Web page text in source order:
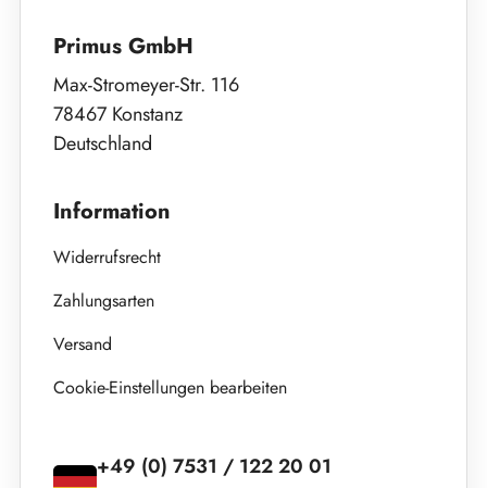
Primus GmbH
Max-Stromeyer-Str. 116
78467 Konstanz
Deutschland
Information
Widerrufsrecht
Zahlungsarten
Versand
Cookie-Einstellungen bearbeiten
+49 (0) 7531 / 122 20 01